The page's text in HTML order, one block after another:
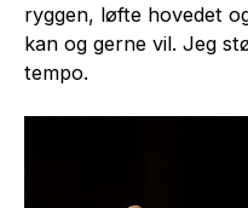
ryggen, løfte hovedet
kan og gerne vil. Jeg
tempo.